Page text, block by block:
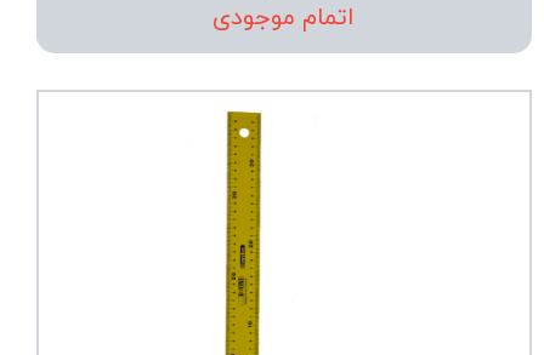
اتمام موجودی